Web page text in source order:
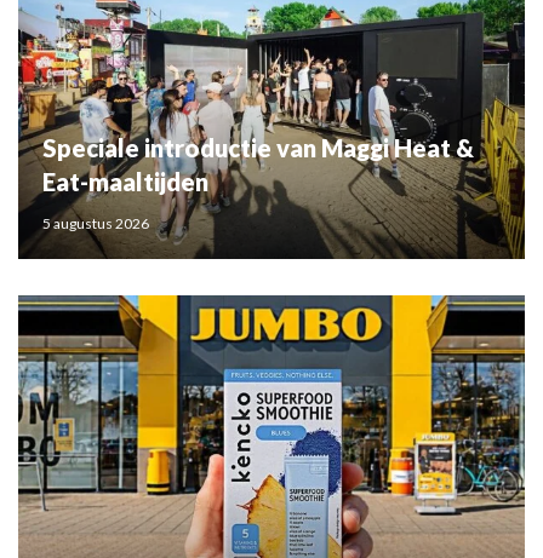
Speciale introductie van Maggi Heat &
Eat-maaltijden
5 augustus 2026